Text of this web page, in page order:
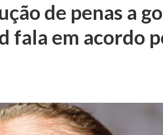
de penas a
fala em acordo